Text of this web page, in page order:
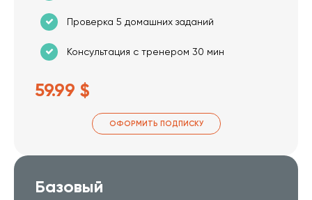
Проверка 5 домашних заданий
Консультация с тренером 30 мин
59.99 $
ОФОРМИТЬ ПОДПИСКУ
Базовый